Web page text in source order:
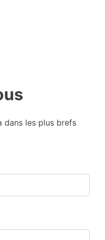
dans les plus brefs